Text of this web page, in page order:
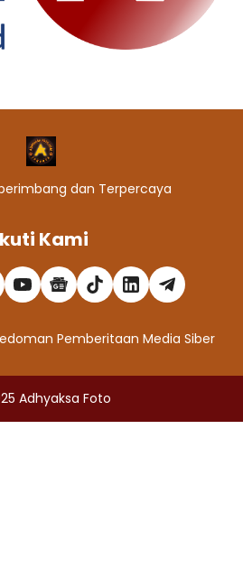
dan Terpercaya
Kami
Pemberitaan Media Siber
Adhyaksa Foto